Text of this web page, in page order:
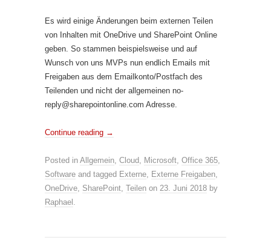
Es wird einige Änderungen beim externen Teilen
von Inhalten mit OneDrive und SharePoint Online
geben. So stammen beispielsweise und auf
Wunsch von uns MVPs nun endlich Emails mit
Freigaben aus dem Emailkonto/Postfach des
Teilenden und nicht der allgemeinen no-
reply@sharepointonline.com Adresse.
Continue reading →
Posted in Allgemein, Cloud, Microsoft, Office 365,
Software and tagged Externe, Externe Freigaben,
OneDrive, SharePoint, Teilen on 23. Juni 2018 by
Raphael .